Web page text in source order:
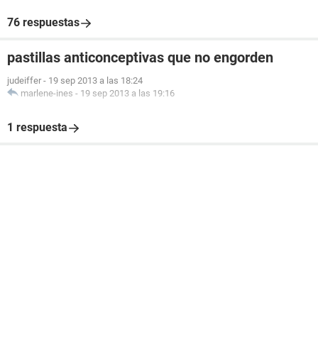
76 respuestas
pastillas anticonceptivas que no engorden
judeiffer - 19 sep 2013 a las 18:24
marlene-ines - 19 sep 2013 a las 19:16
1 respuesta